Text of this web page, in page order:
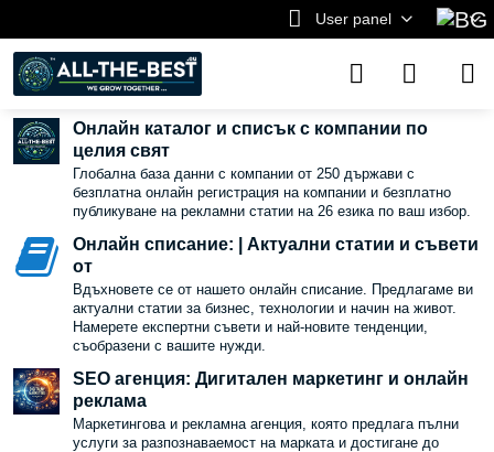
User panel
Онлайн каталог и списък с компании по
целия свят
Глобална база данни с компании от 250 държави с
безплатна онлайн регистрация на компании и безплатно
публикуване на рекламни статии на 26 езика по ваш избор.
Онлайн списание: | Актуални статии и съвети
от
Вдъхновете се от нашето онлайн списание. Предлагаме ви
актуални статии за бизнес, технологии и начин на живот.
Намерете експертни съвети и най-новите тенденции,
съобразени с вашите нужди.
SEO агенция: Дигитален маркетинг и онлайн
реклама
Маркетингова и рекламна агенция, която предлага пълни
услуги за разпознаваемост на марката и достигане до